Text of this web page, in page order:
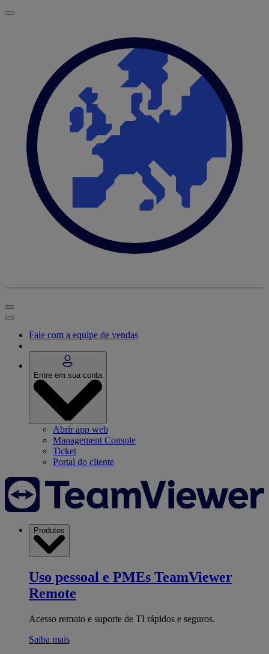
Fale com a equipe de vendas
Entre em sua conta
Abrir app web
Management Console
Ticket
Portal do cliente
Produtos
Uso pessoal e PMEs TeamViewer
Remote
Acesso remoto e suporte de TI rápidos e seguros.
Saiba mais